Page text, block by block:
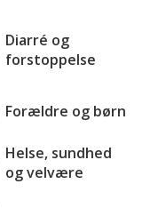
Diarré og
forstoppelse
Forældre og børn
Helse, sundhed
og velvære